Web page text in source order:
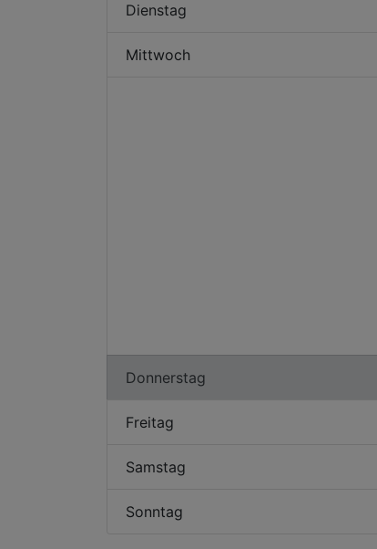
Dienstag
Mittwoch
Donnerstag
Freitag
Samstag
Sonntag